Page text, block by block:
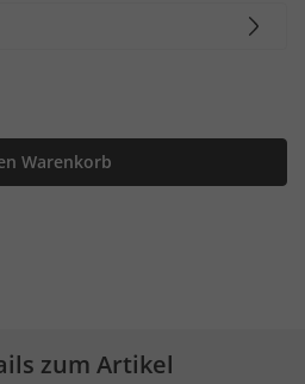
Warenkorb
zum Artikel